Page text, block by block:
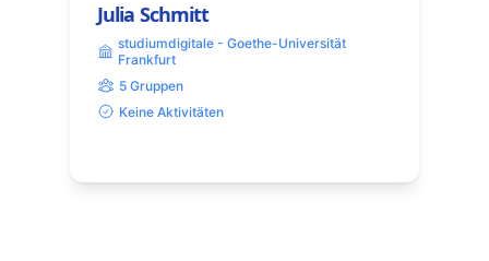
Julia Schmitt
studiumdigitale - Goethe-Universität
Frankfurt
5 Gruppen
Keine Aktivitäten